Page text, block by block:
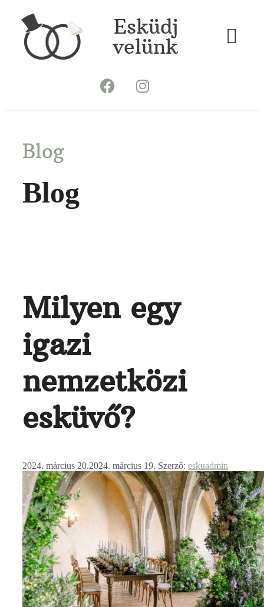
Esküdj
velünk
Blog
Blog
Milyen egy
igazi
nemzetközi
esküvő?
2024. március 20.2024. március 19. Szerző: eskuadmin